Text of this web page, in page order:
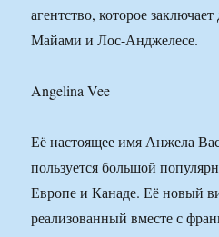
агентство, которое
Майами и Лос-Анджелесе.
Angelina Vee
Её настоящее имя Анжела
пользуется большой
Европе и Канаде. Её новый
реализованный вместе с